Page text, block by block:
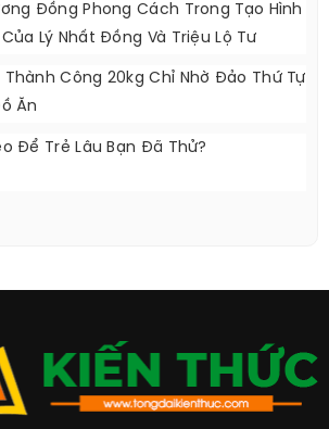
Đồng Phong Cách Trong Tạo Hình
Lý Nhất Đồng Và Triệu Lộ Tư
Thành Công 20kg Chỉ Nhờ Đảo Thứ Tự
Ăn
Để Trẻ Lâu Bạn Đã Thử?